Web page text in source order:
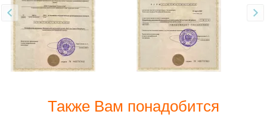
Также Вам понадобится